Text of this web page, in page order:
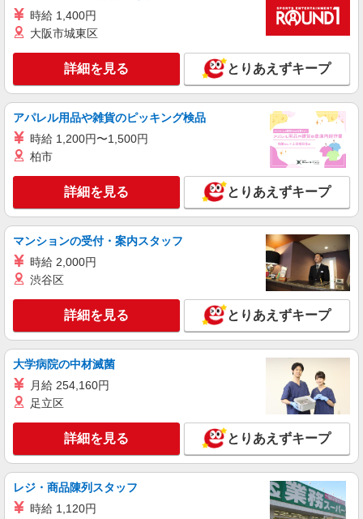
キープ 詳細を見る
アルバイト パート
ケンタッキーフライドチキン 金町店
カウンター・キッチンスタッフ ＜優先募集日
時＞平日（月〜金） 11:00〜17:00
時給1280円 ＜高校生＞時給1250円
東京都葛飾区東金町1-24-6
キープ 詳細を見る
アルバイト パート
ケンタッキーフライドチキン 亀有店
カウンター・キッチンスタッフ ＜優先募集日
時＞平日（月〜金） 17:00〜21:00
時給1280円 ＜高校生＞時給1250円
東京都葛飾区亀有3-21-6
キープ 詳細を見る
アルバイト
株式会社ジェイ・エス・ビー・フードサービス
食事付き学生マンションでの調理補助
時給1,230円 ※試用期間3ヵ月有（同条件）
※22時以降は時給25％UP（深夜割増）
東京都葛飾区金町3丁目19-2 Uni Terrace 金町
キープ 詳細を見る
時給 1,400円
大阪市城東区
詳細を見る とりあえずキープ
アパレル用品や雑貨のピッキング検品
時給 1,200円〜1,500円
柏市
詳細を見る とりあえずキープ
マンションの受付・案内スタッフ
時給 2,000円
渋谷区
詳細を見る とりあえずキープ
大学病院の中材滅菌
月給 254,160円
足立区
詳細を見る とりあえずキープ
レジ・商品陳列スタッフ
時給 1,120円